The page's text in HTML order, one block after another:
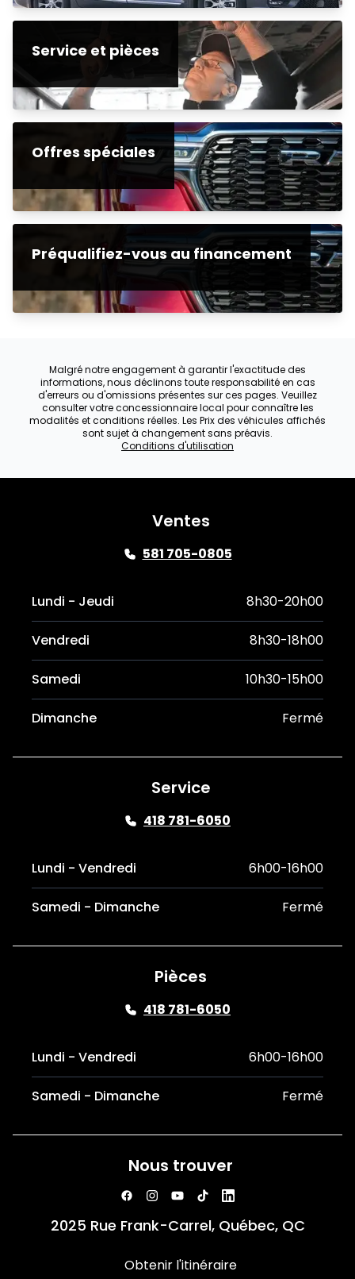
Service et pièces
Offres spéciales
Préqualifiez-vous au financement
Malgré notre engagement à garantir l'exactitude des
informations, nous déclinons toute responsabilité en cas
d'erreurs ou d'omissions présentes sur ces pages. Veuillez
consulter votre concessionnaire local pour connaître les
modalités et conditions réelles. Les Prix des véhicules affichés
sont sujet à changement sans préavis.
Conditions d'utilisation
Ventes
581 705-0805
Lundi - Jeudi 8h30-20h00
Vendredi 8h30-18h00
Samedi 10h30-15h00
Dimanche Fermé
Service
418 781-6050
Lundi - Vendredi 6h00-16h00
Samedi - Dimanche Fermé
Pièces
418 781-6050
Lundi - Vendredi 6h00-16h00
Samedi - Dimanche Fermé
Nous trouver
2025 Rue Frank-Carrel, Québec, QC
Obtenir l'itinéraire